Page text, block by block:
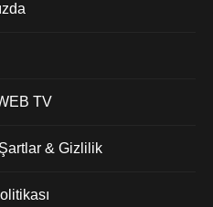
TV
& Gizlilik